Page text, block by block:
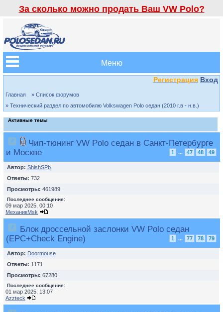
За сколько можно продать Ваш VW Polo?
Меню
Регистрация Вход
Главная
» Список форумов
» Технический раздел по автомобилю Volkswagen Polo седан (2010 г.в - н.в.)
Активные темы
Чип-тюнинг VW Polo седан в Санкт-Петербурге
и Москве
1 ... 47 48 49
Автор: ShishSPb
Ответы: 732
Просмотры: 461989
Последнее сообщение:
09 мар 2025, 00:10
МеханикMsk
Блок дроссельной заслонки VW Polo седан
(EPC+Check Engine)
1 ... 77 78 79
Автор: Doormouse
Ответы: 1171
Просмотры: 67280
Последнее сообщение:
01 мар 2025, 13:07
Azzteck